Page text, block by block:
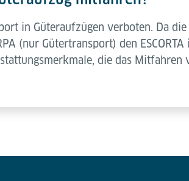
in Güteraufzügen verboten. Da
(nur Gütertransport) den
die das Mitfahren